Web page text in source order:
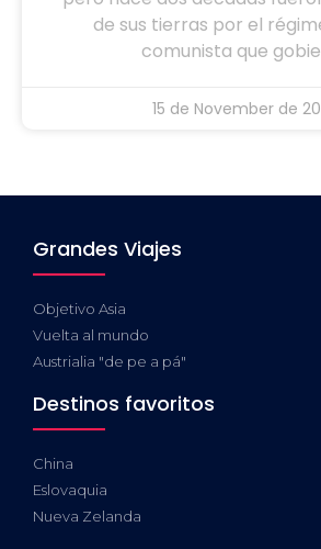
de sus tierras por el
comunista que
15 de November de
Grandes Viajes
Objetivo Asia
Vuelta al mundo
Austrialia "de pe a pá"
Destinos favoritos
China
Eslovaquia
Nueva Zelanda